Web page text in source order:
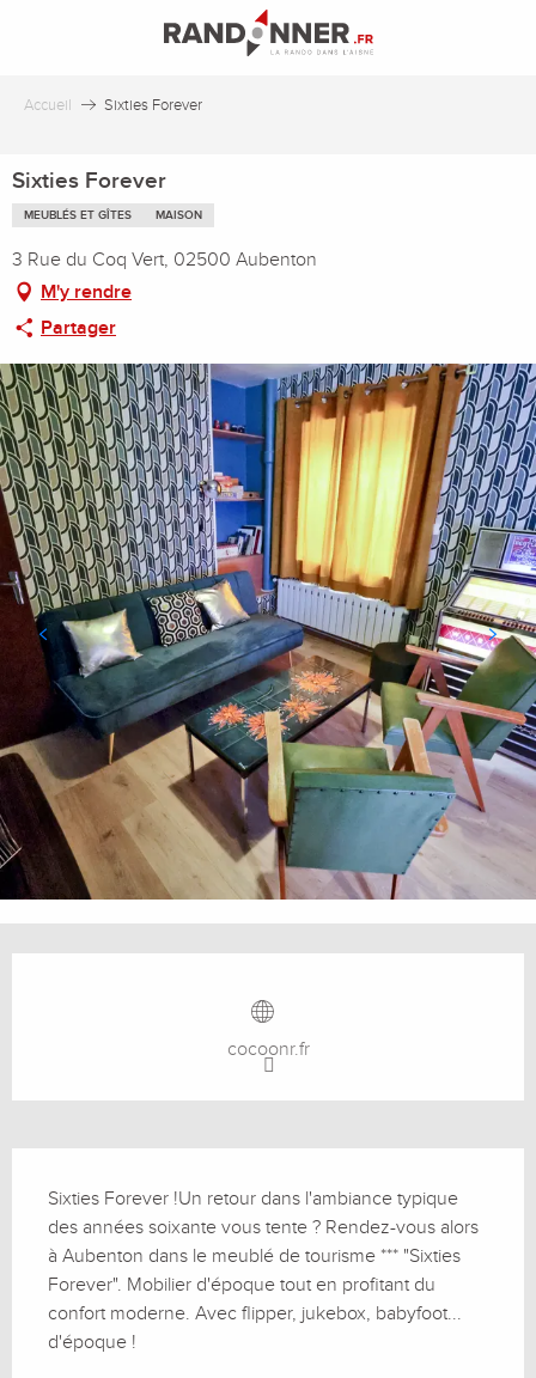
principal
Accueil Sixties Forever
Sixties Forever
MEUBLÉS ET GÎTES MAISON
3 Rue du Coq Vert, 02500 Aubenton
M'y rendre
Partager
cocoonr.fr
Sixties Forever !Un retour dans l'ambiance typique
des années soixante vous tente ? Rendez-vous alors
à Aubenton dans le meublé de tourisme *** "Sixties
Forever". Mobilier d'époque tout en profitant du
confort moderne. Avec flipper, jukebox, babyfoot...
d'époque !